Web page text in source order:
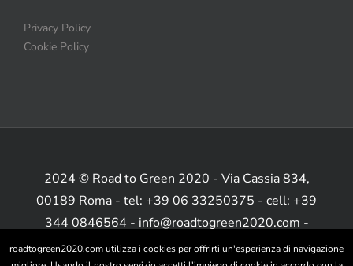
Privacy Policy
Cookie Policy
2024 © Road to Green 2020 - Via Cassia 834,
00189 Roma - tel: +39 06 33250375 - cell: +39
344 0846564 - info@roadtogreen2020.com -
www.roadtogreen2020.com
roadtogreen2020.com utilizza i cookies per offrirti un'esperienza di navigazione